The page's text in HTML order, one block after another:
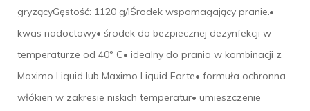
gryzącyGęstość: 1120 g/lŚrodek wspomagający pranie.•
kwas nadoctowy• środek do bezpiecznej dezynfekcji w
temperaturze od 40° C• idealny do prania w kombinacji z
Maximo Liquid lub Maximo Liquid Forte• formuła ochronna
włókien w zakresie niskich temperatur• umieszczenie